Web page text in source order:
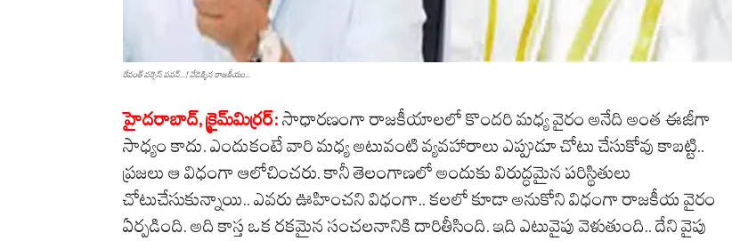
రేవంత్ వర్సెస్ పవన్...! వేడెక్కిన రాజ‌కీయం...
హైదరాబాద్, క్రైమ్‌మిర్ర‌ర్‌: సాధారణంగా రాజకీయాలలో కొందరి మధ్య వైరం అనేది అంత ఈజీగా
సాధ్యం కాదు. ఎందుకంటే వారి మధ్య అటువంటి వ్యవహారాలు ఎప్పుడూ చోటు చేసుకోవు కాబట్టి..
ప్రజలు ఆ విధంగా ఆలోచించరు. కానీ తెలంగాణలో అందుకు విరుద్ధమైన పరిస్థితులు
చోటుచేసుకున్నాయి.. ఎవరు ఊహించని విధంగా.. కలలో కూడా అనుకోని విధంగా రాజకీయ వైరం
ఏర్పడింది. అది కాస్త ఒక రకమైన సంచలనానికి దారితీసింది. ఇది ఎటువైపు వెళుతుంది.. దేని వైపు